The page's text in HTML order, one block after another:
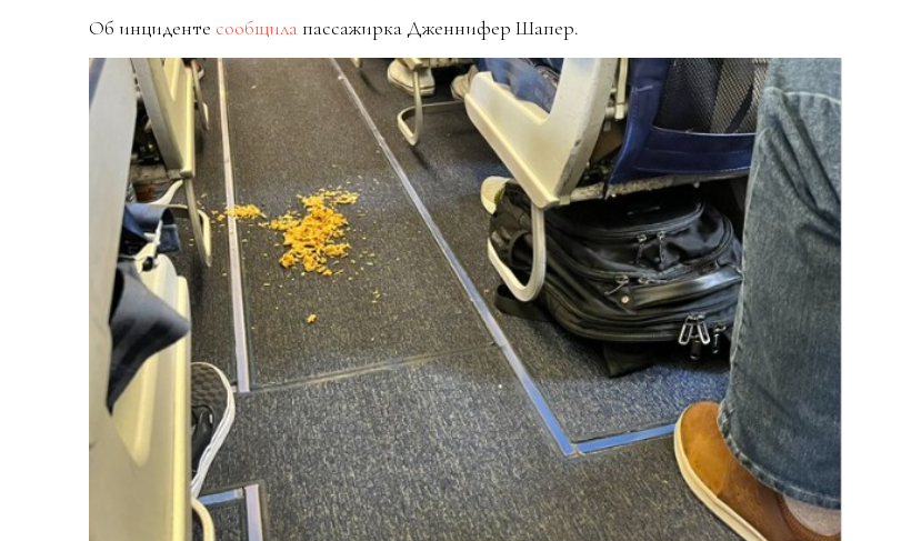
Об инциденте сообщила пассажирка Дженнифер Шапер.